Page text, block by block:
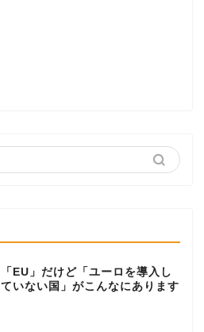
「EU」だけど「ユーロを導入し
ていない国」がこんなにあります